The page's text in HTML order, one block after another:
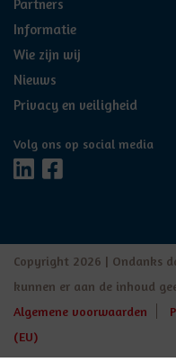
Partners
Informatie
Wie zijn wij
Nieuws
Privacy en veiligheid
Volg ons op social media
Copyright 2026 | Ondanks
kunnen er aan de inhoud
Algemene voorwaarden
(EU)